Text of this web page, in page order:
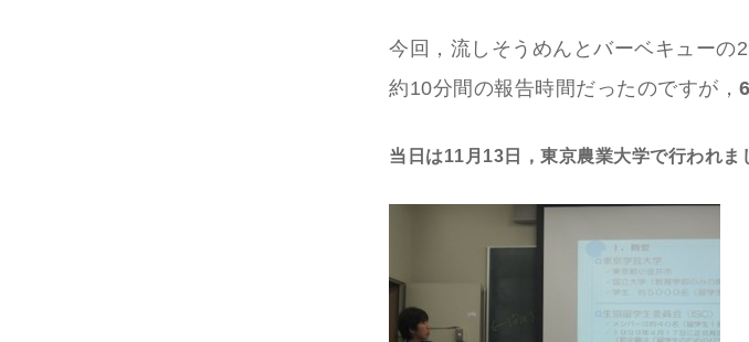
今回，流しそうめんとバーベキューの
約10分間の報告時間だったのですが，
当日は11月13日，東京農業大学で行われま